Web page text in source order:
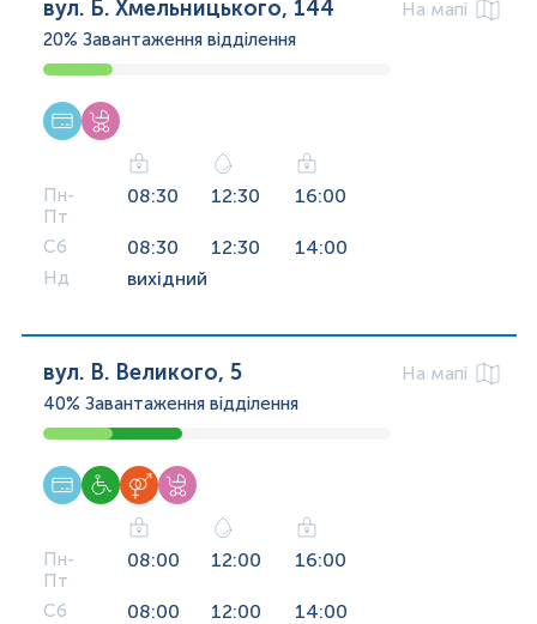
вул. Б. Хмельницького, 144
На мапі
20% Завантаження відділення
Пн-
Пт
08:30 12:30 16:00
Сб 08:30 12:30 14:00
Нд вихідний
вул. В. Великого, 5
На мапі
40% Завантаження відділення
Пн-
Пт
08:00 12:00 16:00
Сб 08:00 12:00 14:00